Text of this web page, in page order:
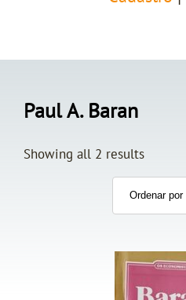
Paul A. Baran
Showing all 2 results